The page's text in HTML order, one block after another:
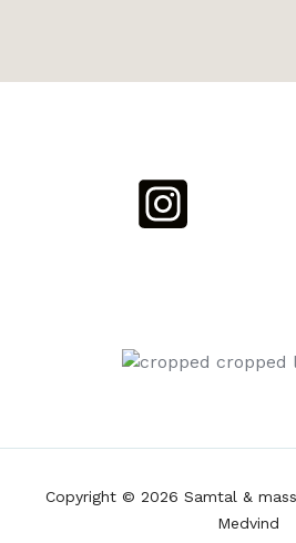
Copyright © 2026 Samtal &
Medvind